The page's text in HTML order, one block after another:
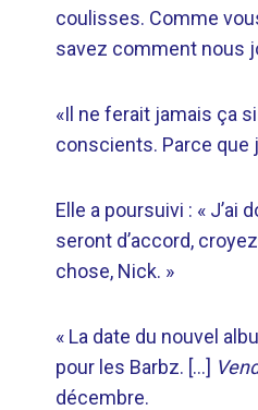
coulisses. Comme
savez comment nous
«Il ne ferait jamais ça
conscients. Parce que
Elle a poursuivi : « J’ai
seront d’accord,
chose, Nick. »
« La date du nouvel
pour les Barbz. […]
décembre.